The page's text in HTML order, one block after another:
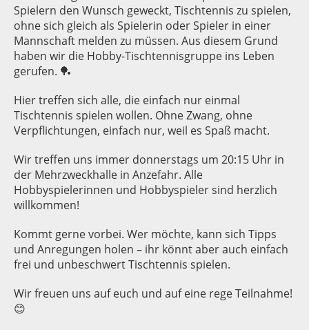
Spielern den Wunsch geweckt, Tischtennis zu spielen,
ohne sich gleich als Spielerin oder Spieler in einer
Mannschaft melden zu müssen. Aus diesem Grund
haben wir die Hobby-Tischtennisgruppe ins Leben
gerufen. 🏓
Hier treffen sich alle, die einfach nur einmal
Tischtennis spielen wollen. Ohne Zwang, ohne
Verpflichtungen, einfach nur, weil es Spaß macht.
Wir treffen uns immer donnerstags um 20:15 Uhr in
der Mehrzweckhalle in Anzefahr. Alle
Hobbyspielerinnen und Hobbyspieler sind herzlich
willkommen!
Kommt gerne vorbei. Wer möchte, kann sich Tipps
und Anregungen holen – ihr könnt aber auch einfach
frei und unbeschwert Tischtennis spielen.
Wir freuen uns auf euch und auf eine rege Teilnahme!
😊